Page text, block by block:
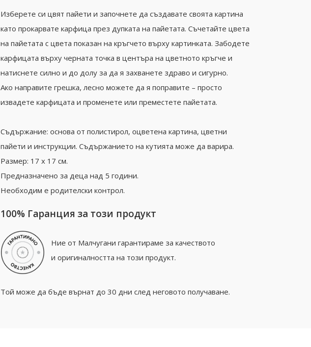
Изберете си цвят пайети и започнете да създавате своята картина
като прокарвате карфица през дупката на пайетата. Съчетайте цвета
на пайетата с цвета показан на кръгчето върху картинката. Забодете
карфицата върху черната точка в центъра на цветното кръгче и
натиснете силно и до долу за да я захванете здраво и сигурно.
Ако направите грешка, лесно можете да я поправите – просто
извадете карфицата и променете или преместете пайетата.
Съдържание: основа от полистирол, оцветена картина, цветни
пайети и инструкции. Съдържанието на кутията може да варира.
Размер: 17 х 17 см.
Предназначено за деца над 5 години.
Необходим е родителски контрол.
100% Гаранция за този продукт
Ние от Малчугани гарантираме за качеството
и оригиналността на този продукт.
Той може да бъде върнат до 30 дни след неговото получаване.